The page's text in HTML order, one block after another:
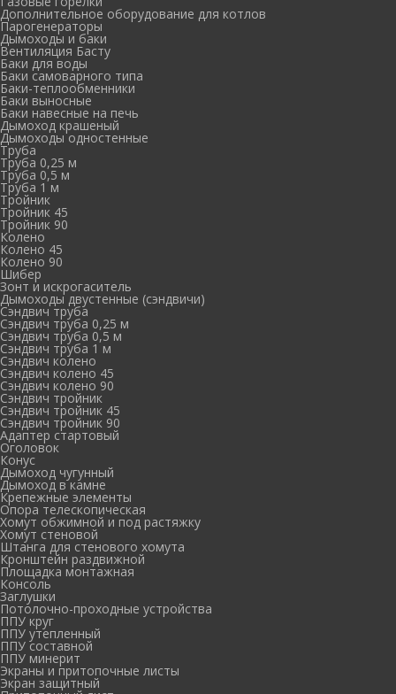
Дополнительное оборудование для котлов
Парогенераторы
Дымоходы и баки
Вентиляция Басту
Баки для воды
Баки самоварного типа
Баки-теплообменники
Баки выносные
Баки навесные на печь
Дымоход крашеный
Дымоходы одностенные
Труба
Труба 0,25 м
Труба 0,5 м
Труба 1 м
Тройник
Тройник 45
Тройник 90
Колено
Колено 45
Колено 90
Шибер
Зонт и искрогаситель
Дымоходы двустенные (сэндвичи)
Сэндвич труба
Сэндвич труба 0,25 м
Сэндвич труба 0,5 м
Сэндвич труба 1 м
Сэндвич колено
Сэндвич колено 45
Сэндвич колено 90
Сэндвич тройник
Сэндвич тройник 45
Сэндвич тройник 90
Адаптер стартовый
Оголовок
Конус
Дымоход чугунный
Дымоход в камне
Крепежные элементы
Опора телескопическая
Хомут обжимной и под растяжку
Хомут стеновой
Штанга для стенового хомута
Кронштейн раздвижной
Площадка монтажная
Консоль
Заглушки
Потолочно-проходные устройства
ППУ круг
ППУ утепленный
ППУ составной
ППУ минерит
Экраны и притопочные листы
Экран защитный